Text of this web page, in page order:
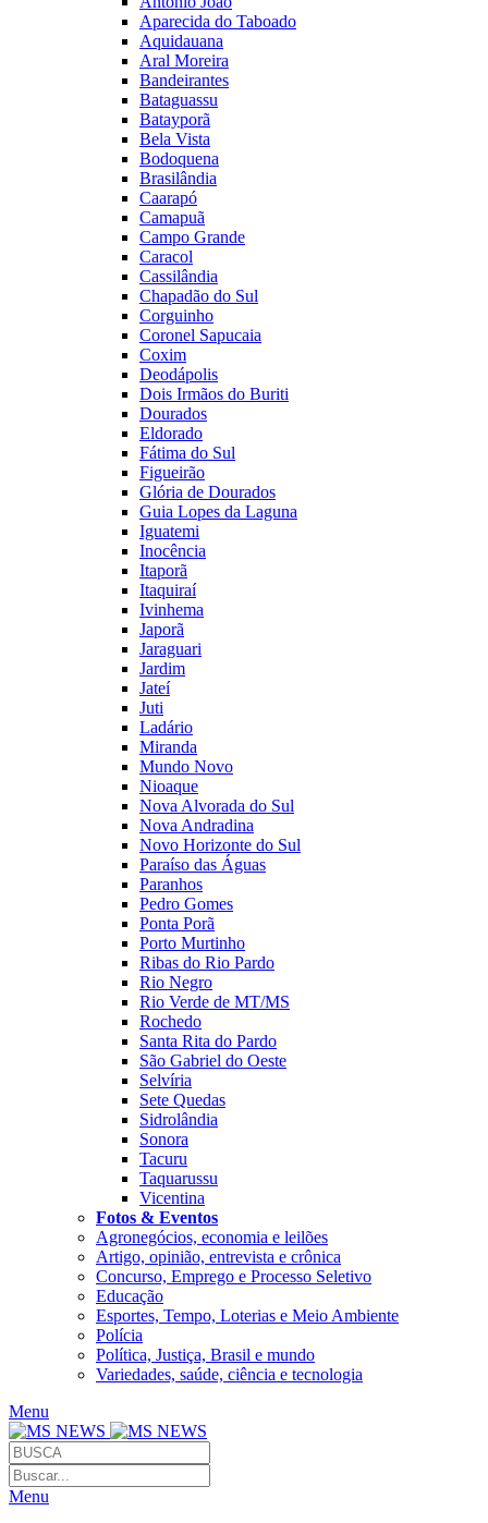
Aparecida do Taboado
Aquidauana
Aral Moreira
Bandeirantes
Bataguassu
Batayporã
Bela Vista
Bodoquena
Brasilândia
Caarapó
Camapuã
Campo Grande
Caracol
Cassilândia
Chapadão do Sul
Corguinho
Coronel Sapucaia
Coxim
Deodápolis
Dois Irmãos do Buriti
Dourados
Eldorado
Fátima do Sul
Figueirão
Glória de Dourados
Guia Lopes da Laguna
Iguatemi
Inocência
Itaporã
Itaquiraí
Ivinhema
Japorã
Jaraguari
Jardim
Jateí
Juti
Ladário
Miranda
Mundo Novo
Nioaque
Nova Alvorada do Sul
Nova Andradina
Novo Horizonte do Sul
Paraíso das Águas
Paranhos
Pedro Gomes
Ponta Porã
Porto Murtinho
Ribas do Rio Pardo
Rio Negro
Rio Verde de MT/MS
Rochedo
Santa Rita do Pardo
São Gabriel do Oeste
Selvíria
Sete Quedas
Sidrolândia
Sonora
Tacuru
Taquarussu
Vicentina
Fotos & Eventos
Agronegócios, economia e leilões
Artigo, opinião, entrevista e crônica
Concurso, Emprego e Processo Seletivo
Educação
Esportes, Tempo, Loterias e Meio Ambiente
Polícia
Política, Justiça, Brasil e mundo
Variedades, saúde, ciência e tecnologia
Menu
Menu